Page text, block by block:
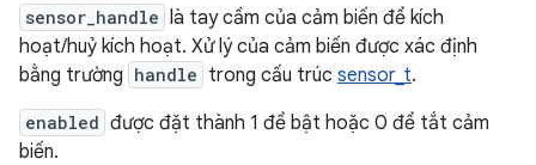
sensor_handle là tay cầm của cảm biến để kích
hoạt/huỷ kích hoạt. Xử lý của cảm biến được xác định
bằng trường handle trong cấu trúc sensor_t.
enabled được đặt thành 1 để bật hoặc 0 để tắt cảm
biến.